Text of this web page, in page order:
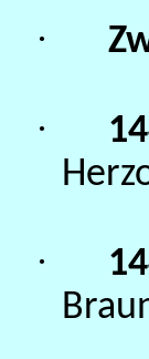
·
·
·